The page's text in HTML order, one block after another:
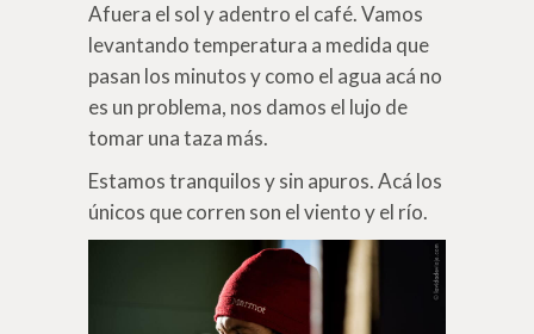
Afuera el sol y adentro el café. Vamos
levantando temperatura a medida que
pasan los minutos y como el agua acá no
es un problema, nos damos el lujo de
tomar una taza más.
Estamos tranquilos y sin apuros. Acá los
únicos que corren son el viento y el río.